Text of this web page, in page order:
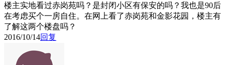
楼主实地看过赤岗苑吗？是封闭小区有保安的吗？我也是90后
在考虑买个一房自住。在网上看了赤岗苑和金影花园，楼主有
了解这两个楼盘吗？
2016/10/14回复